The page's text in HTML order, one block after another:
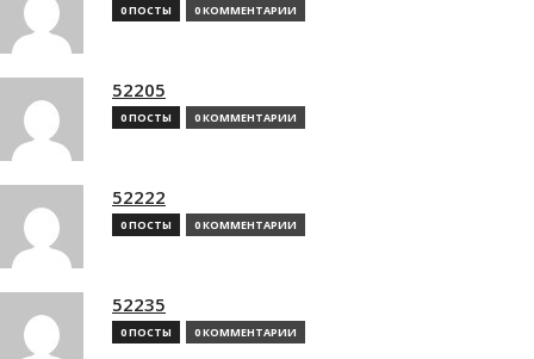
0 ПОСТЫ 0 КОММЕНТАРИИ
52205
0 ПОСТЫ 0 КОММЕНТАРИИ
52222
0 ПОСТЫ 0 КОММЕНТАРИИ
52235
0 ПОСТЫ 0 КОММЕНТАРИИ